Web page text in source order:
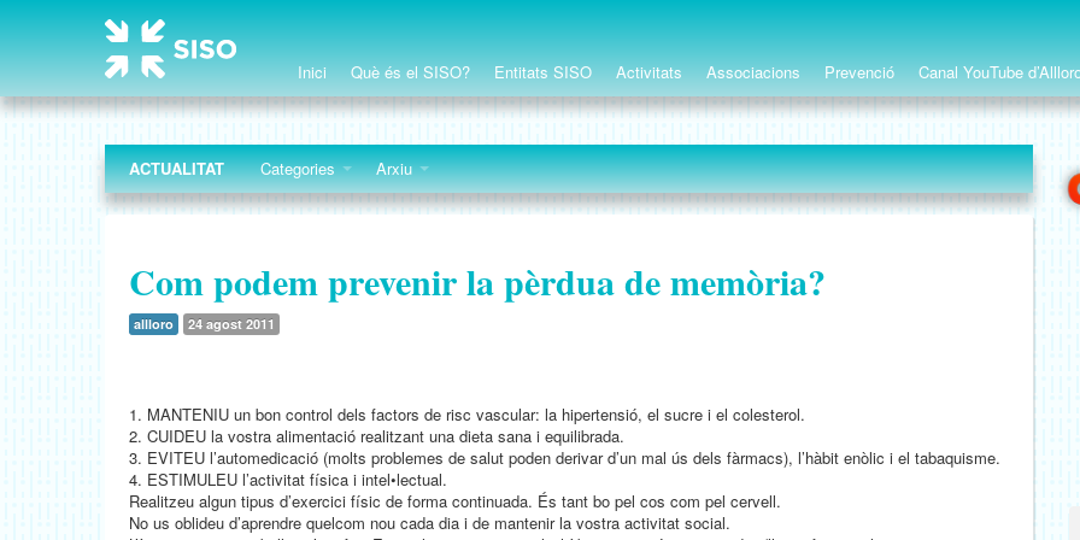
Inici Què és el SISO? Entitats SISO Activitats Associacions Prevenció Canal YouTube
ACTUALITAT Categories Arxiu
Com podem prevenir la pèrdua de memòria?
allloro 24 agost 2011
1. MANTENIU un bon control dels factors de risc vascular: la hipertensió, el sucre i el colesterol.
2. CUIDEU la vostra alimentació realitzant una dieta sana i equilibrada.
3. EVITEU l’automedicació (molts problemes de salut poden derivar d’un mal ús dels fàrmacs), l’hàbit enòlic i el tabaquisme.
4. ESTIMULEU l’activitat física i intel•lectual.
Realitzeu algun tipus d’exercici físic de forma continuada. És tant bo pel cos com pel cervell.
No us oblideu d’aprendre quelcom nou cada dia i de mantenir la vostra activitat social.